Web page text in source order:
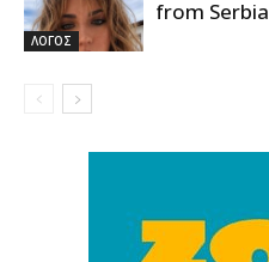
ΛΟΓΟΣ
from Serbia